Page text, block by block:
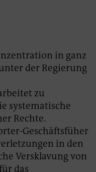
in ganz
der Regierung
zu
systematische
Rechte.
Geschäftsfüher
in den
Versklavung von
das